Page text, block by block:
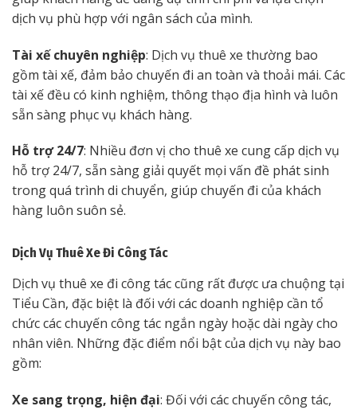
dịch vụ phù hợp với ngân sách của mình.
Tài xế chuyên nghiệp: Dịch vụ thuê xe thường bao
gồm tài xế, đảm bảo chuyến đi an toàn và thoải mái. Các
tài xế đều có kinh nghiệm, thông thạo địa hình và luôn
sẵn sàng phục vụ khách hàng.
Hỗ trợ 24/7: Nhiều đơn vị cho thuê xe cung cấp dịch vụ
hỗ trợ 24/7, sẵn sàng giải quyết mọi vấn đề phát sinh
trong quá trình di chuyển, giúp chuyến đi của khách
hàng luôn suôn sẻ.
Dịch Vụ Thuê Xe Đi Công Tác
Dịch vụ thuê xe đi công tác cũng rất được ưa chuộng tại
Tiểu Cần, đặc biệt là đối với các doanh nghiệp cần tổ
chức các chuyến công tác ngắn ngày hoặc dài ngày cho
nhân viên. Những đặc điểm nổi bật của dịch vụ này bao
gồm:
Xe sang trọng, hiện đại: Đối với các chuyến công tác,